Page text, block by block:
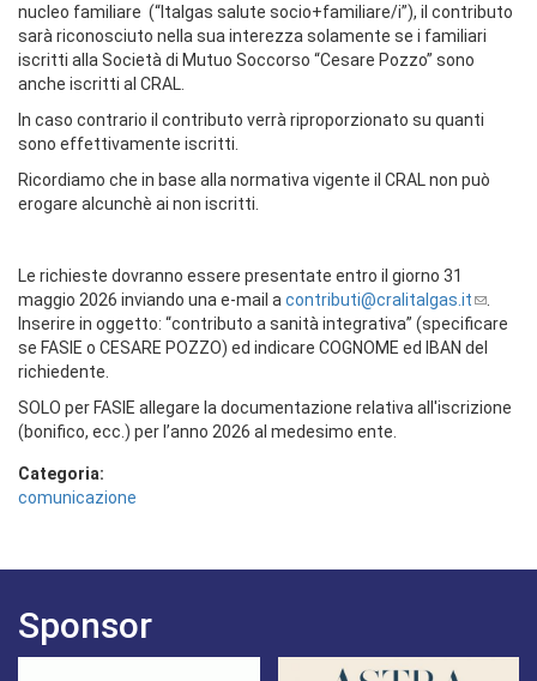
nucleo familiare (“Italgas salute socio+familiare/i”), il contributo
sarà riconosciuto nella sua interezza solamente se i familiari
iscritti alla Società di Mutuo Soccorso “Cesare Pozzo” sono
anche iscritti al CRAL.
In caso contrario il contributo verrà riproporzionato su quanti
sono effettivamente iscritti.
Ricordiamo che in base alla normativa vigente il CRAL non può
erogare alcunchè ai non iscritti.
Le richieste dovranno essere presentate entro il giorno 31
maggio 2026 inviando una e-mail a contributi@cralitalgas.it
Inserire in oggetto: “contributo a sanità integrativa” (specificare
se FASIE o CESARE POZZO) ed indicare COGNOME ed IBAN del
richiedente.
SOLO per FASIE allegare la documentazione relativa all'iscrizione
(bonifico, ecc.) per l’anno 2026 al medesimo ente.
Categoria:
comunicazione
Sponsor